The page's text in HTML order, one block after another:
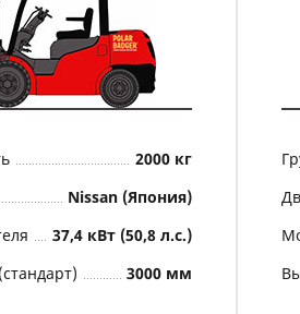
2000 кг
Nissan (Япония)
37,4 кВт (50,8 л.с.)
3000 мм